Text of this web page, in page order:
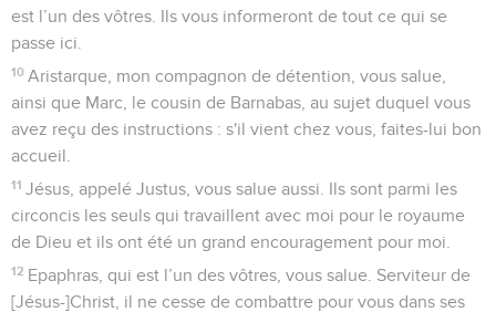
est l’un des vôtres. Ils vous informeront de tout ce qui se
passe ici.
10 Aristarque, mon compagnon de détention, vous salue,
ainsi que Marc, le cousin de Barnabas, au sujet duquel vous
avez reçu des instructions : s'il vient chez vous, faites-lui bon
accueil.
11 Jésus, appelé Justus, vous salue aussi. Ils sont parmi les
circoncis les seuls qui travaillent avec moi pour le royaume
de Dieu et ils ont été un grand encouragement pour moi.
12 Epaphras, qui est l’un des vôtres, vous salue. Serviteur de
[Jésus-]Christ, il ne cesse de combattre pour vous dans ses